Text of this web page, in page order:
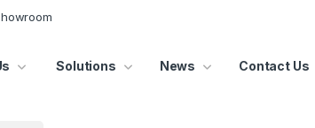
Solutions News Contact Us